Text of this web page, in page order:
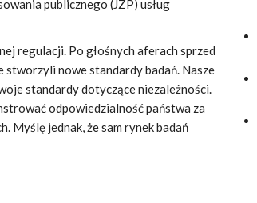
publicznego (JZP) usług
regulacji. Po głośnych aferach sprzed
stworzyli nowe standardy badań. Nasze
standardy dotyczące niezależności.
odpowiedzialność państwa za
Myślę jednak, że sam rynek badań